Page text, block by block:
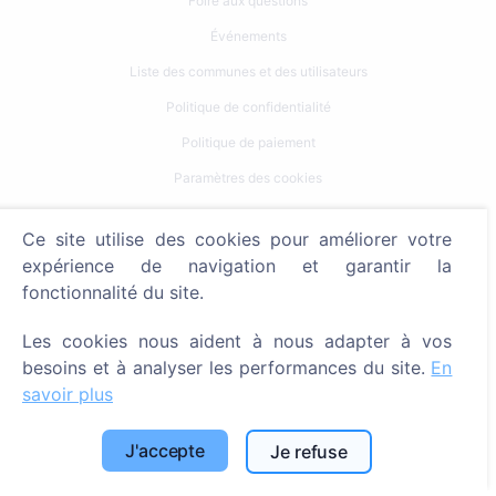
Événements
Liste des communes et des utilisateurs
Politique de confidentialité
Politique de paiement
Paramètres des cookies
Rechercher des défunts
Services
SIA "CEMETY", LV40103618951
Ce site utilise des cookies pour améliorer votre
expérience de navigation et garantir la
fonctionnalité du site.
Les cookies nous aident à nous adapter à vos
besoins et à analyser les performances du site. En
savoir plus
J'accepte Je refuse